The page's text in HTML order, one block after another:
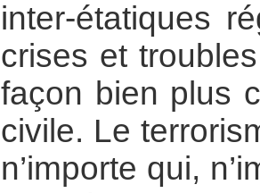
inter-étatiques
crises et
façon bien plus
civile. Le
n’importe qui,